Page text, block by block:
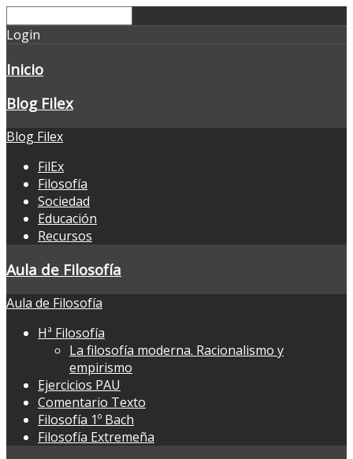
Login
Inicio
Blog Filex
Blog Filex
FilEx
Filosofía
Sociedad
Educación
Recursos
Aula de Filosofía
Aula de Filosofía
Hª Filosofía
La filosofía moderna. Racionalismo y
empirismo
Ejercicios PAU
Comentario Texto
Filosofía 1º Bach
Filosofía Extremeña